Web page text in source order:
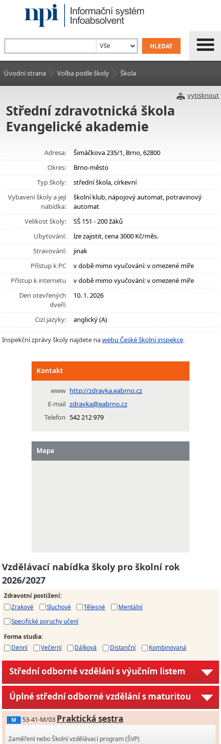
Úvodní strana Volba podle školy Škola
vytisknout
Střední zdravotnická škola
Evangelické akademie
Adresa:
Šimáčkova 235/1, Brno, 62800
Okres:
Brno-město
Typ školy:
střední škola, církevní
Vybavení školy a její
nabídka:
školní klub, nápojový automat, potravinový
automat
Velikost školy:
SŠ 151 - 200 žáků
Ubytování:
lze zajistit, cena 3000 Kč/měs.
Stravování:
jinak
Přístup k PC
v době mimo vyučování: v omezené míře
Přístup k internetu
v době mimo vyučování: v omezené míře
Den otevřených
dveří:
10. 1. 2026
Cizí jazyky: anglický (A)
Inspekční zprávy školy najdete nawebu České školní inspekce.
Kontakt
www http://zdravka.eabrno.cz
E-mail zdravka@eabrno.cz
Telefon 542 212 979
Mapa
Vzdělávací nabídka školy pro školní rok
2026/2027
Zdravotní postižení:
Zrakové
Sluchové Tělesné
Mentální
Specifické poruchy učení
Forma studia:
Denní
Večerní Dálková Distanční Kombinovaná
Střední odborné vzdělání s výučním listem
Úplné střední odborné vzdělání s maturitou
M 53-41-M/03 Praktická sestra
Zaměření nebo Školní vzdělávací program (ŠVP)